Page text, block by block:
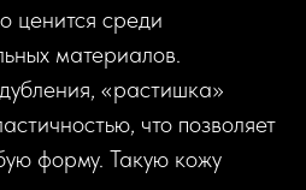
ценится среди
материалов.
«растишка»
что позволяет
форму. Такую кожу